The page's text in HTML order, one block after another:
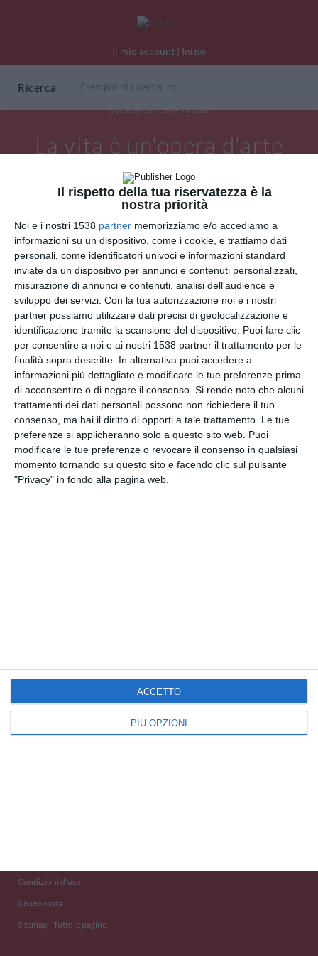
Il rispetto della tua riservatezza è la
nostra priorità
Noi e i nostri 1538 partner memorizziamo e/o accediamo a
informazioni su un dispositivo, come i cookie, e trattiamo dati
personali, come identificatori univoci e informazioni standard
inviate da un dispositivo per annunci e contenuti personalizzati,
misurazione di annunci e contenuti, analisi dell'audience e
sviluppo dei servizi. Con la tua autorizzazione noi e i nostri
partner possiamo utilizzare dati precisi di geolocalizzazione e
identificazione tramite la scansione del dispositivo. Puoi fare clic
per consentire a noi e ai nostri 1538 partner il trattamento per le
finalità sopra descritte. In alternativa puoi accedere a
informazioni più dettagliate e modificare le tue preferenze prima
di acconsentire o di negare il consenso. Si rende noto che alcuni
trattamenti dei dati personali possono non richiedere il tuo
consenso, ma hai il diritto di opporti a tale trattamento. Le tue
preferenze si applicheranno solo a questo sito web. Puoi
modificare le tue preferenze o revocare il consenso in qualsiasi
momento tornando su questo sito e facendo clic sul pulsante
"Privacy" in fondo alla pagina web.
PIÙ OPZIONI
ACCETTO
Il mio account | Inizio
Ricerca
Tutte le cartoline virtuali
La vita è un'opera d'arte
INVIA QUESTA CARTOLINA
via Email(GRATUITO)
CONDIVIDI QUESTA
CARTOLINA
Facebook, Twitter, WhatsApp, ...
Kisseo©
Condizioni d'uso
Kisseoposta
Sitemap - Tutte le pagine